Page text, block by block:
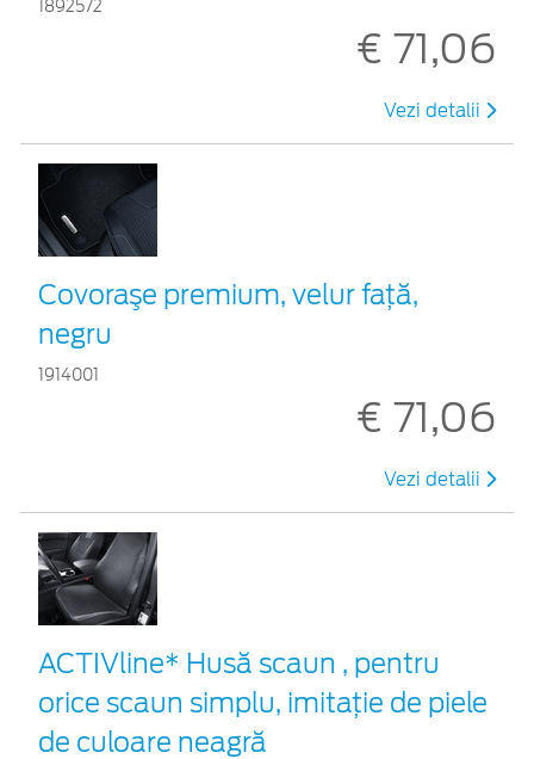
1892572
€ 71,06
Vezi detalii
Covoraşe premium, velur faţă,
negru
1914001
€ 71,06
Vezi detalii
ACTIVline* Husă scaun , pentru
orice scaun simplu, imitație de piele
de culoare neagră